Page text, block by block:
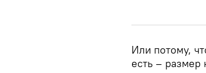
Или потому,
есть – размер